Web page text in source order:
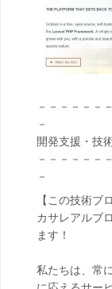
－－－－－－
－
開発支援・技
－－－－－－
－
【この技術ブ
カサレアルブ
ます！
私たちは、常